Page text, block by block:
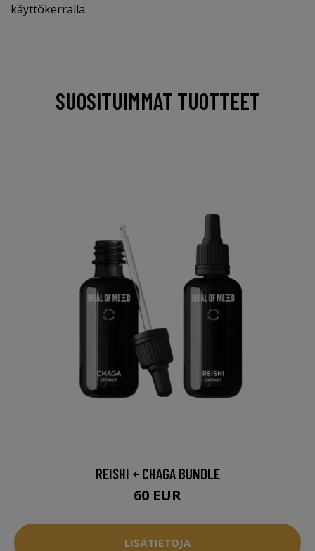
käyttökerralla.
SUOSITUIMMAT TUOTTEET
REISHI + CHAGA BUNDLE
60 EUR
LISÄTIETOJA